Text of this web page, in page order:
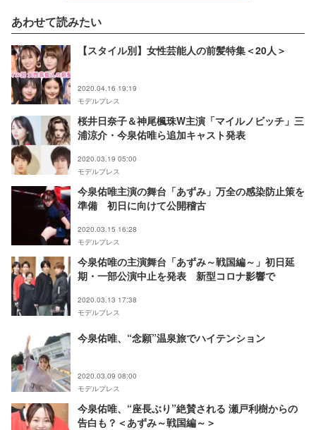
あわせて読みたい
【スタイル別】女性芸能人の前髪特集＜20人＞
2020.04.16 19:19
モデルプレス
桜井日奈子＆神尾楓珠W主演「マイルノビッチ」三
浦涼介・今泉佑唯ら追加キャスト発表
2020.03.19 05:00
モデルプレス
今泉佑唯主演の舞台「あずみ」万全の感染防止策を
準備 初日に向けて公開稽古
2020.03.15 16:28
モデルプレス
今泉佑唯の主演舞台「あずみ～戦国編～」初日延
期・一部公演中止を発表 新型コロナ影響で
2020.03.13 17:38
モデルプレス
今泉佑唯、“念願”温泉旅でハイテンション
2020.03.09 08:00
モデルプレス
今泉佑唯、“座長ぶり”絶賛される 瀬戸利樹からの
告白も？＜あずみ～戦国編～＞